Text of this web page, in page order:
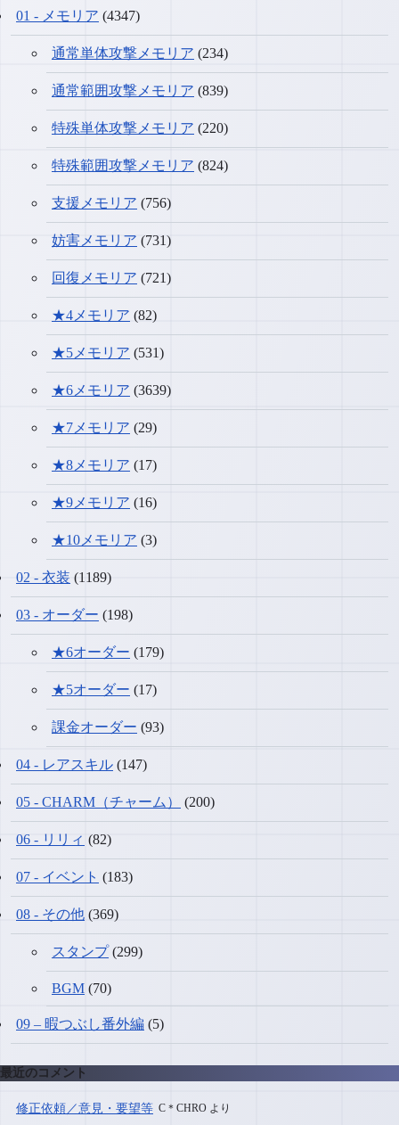
01 - メモリア (4347)
通常単体攻撃メモリア (234)
通常範囲攻撃メモリア (839)
特殊単体攻撃メモリア (220)
特殊範囲攻撃メモリア (824)
支援メモリア (756)
妨害メモリア (731)
回復メモリア (721)
★4メモリア (82)
★5メモリア (531)
★6メモリア (3639)
★7メモリア (29)
★8メモリア (17)
★9メモリア (16)
★10メモリア (3)
02 - 衣装 (1189)
03 - オーダー (198)
★6オーダー (179)
★5オーダー (17)
課金オーダー (93)
04 - レアスキル (147)
05 - CHARM（チャーム） (200)
06 - リリィ (82)
07 - イベント (183)
08 - その他 (369)
スタンプ(299)
BGM (70)
09 – 暇つぶし番外編 (5)
最近のコメント
修正依頼／意見・要望等 C＊CHRO より